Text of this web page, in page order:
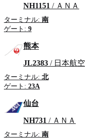
NH1151 / ＡＮＡ
ターミナル: 南
ゲート: 9
熊本
JL2383 / 日本航空
ターミナル: 北
ゲート: 23A
仙台
NH731 / ＡＮＡ
ターミナル: 南